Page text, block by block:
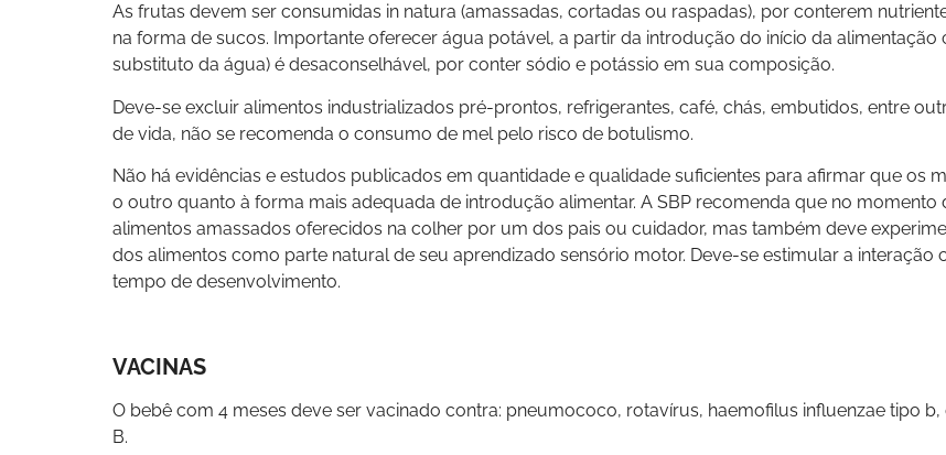
As frutas devem ser consumidas in natura (amassadas, cortadas ou raspadas), por conterem
na forma de sucos. Importante oferecer água potável, a partir da introdução do início da
substituto da água) é desaconselhável, por conter sódio e potássio em sua composição.
Deve-se excluir alimentos industrializados pré-prontos, refrigerantes, café, chás, embutidos, entre
de vida, não se recomenda o consumo de mel pelo risco de botulismo.
Não há evidências e estudos publicados em quantidade e qualidade suficientes para afirmar que os
o outro quanto à forma mais adequada de introdução alimentar. A SBP recomenda que no
alimentos amassados oferecidos na colher por um dos pais ou cuidador, mas também deve
dos alimentos como parte natural de seu aprendizado sensório motor. Deve-se estimular a
tempo de desenvolvimento.
VACINAS
O bebê com 4 meses deve ser vacinado contra: pneumococo, rotavírus, haemofilus influenzae tipo
B.